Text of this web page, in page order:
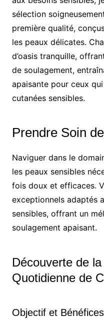
sélection
première qualité,
les peaux délicates.
d’oasis tranquille,
de soulagement,
apaisante pour ceux
cutanées sensibles.
Prendre Soin
Naviguer dans le
les peaux sensibles
fois doux et efficaces.
exceptionnels adaptés
sensibles, offrant un
soulagement apaisant.
Découverte de
Quotidienne de
Objectif et Bénéfices